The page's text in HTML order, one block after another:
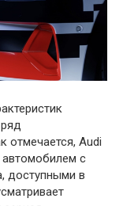
отмечается, Audi
с
доступными в